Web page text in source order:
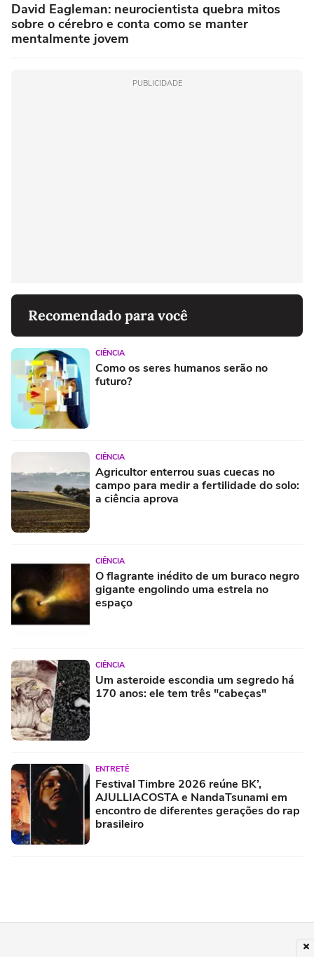
David Eagleman: neurocientista quebra mitos
sobre o cérebro e conta como se manter
mentalmente jovem
PUBLICIDADE
Recomendado para você
CIÊNCIA
Como os seres humanos serão no
futuro?
CIÊNCIA
Agricultor enterrou suas cuecas no
campo para medir a fertilidade do solo:
a ciência aprova
CIÊNCIA
O flagrante inédito de um buraco negro
gigante engolindo uma estrela no
espaço
CIÊNCIA
Um asteroide escondia um segredo há
170 anos: ele tem três "cabeças"
ENTRETÊ
Festival Timbre 2026 reúne BK’,
AJULLIACOSTA e NandaTsunami em
encontro de diferentes gerações do rap
brasileiro